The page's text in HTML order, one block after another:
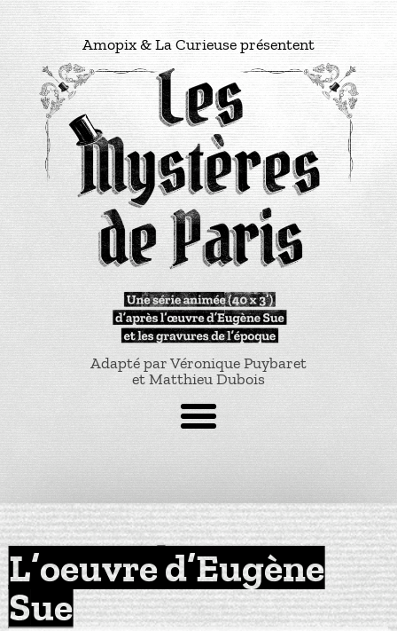
Amopix & La Curieuse présentent
Adapté par Véronique Puybaret
et Matthieu Dubois
L’oeuvre d’Eugène
Sue